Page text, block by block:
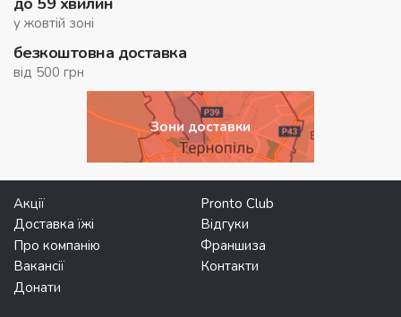
у жовтій зоні
безкоштовна доставка
від 500 грн
Зони доставки
Акції
Pronto Club
Доставка їжі
Відгуки
Про компанію
Франшиза
Вакансії
Контакти
Донати